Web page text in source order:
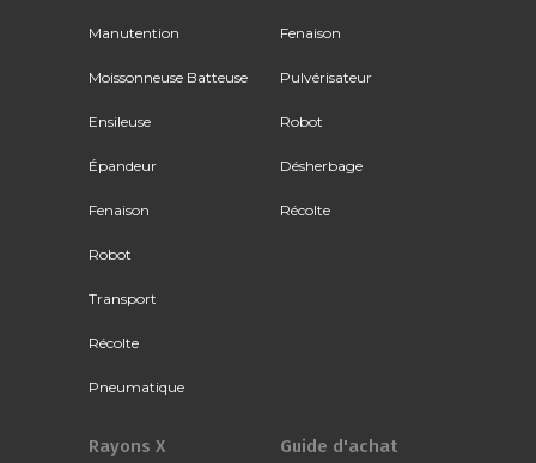
Manutention
Moissonneuse Batteuse
Ensileuse
Épandeur
Fenaison
Robot
Transport
Récolte
Pneumatique
Fenaison
Pulvérisateur
Robot
Désherbage
Récolte
Rayons X Guide d'achat